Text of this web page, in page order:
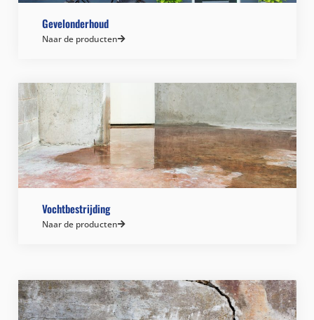
Gevelonderhoud
Naar de producten
Vochtbestrijding
Naar de producten